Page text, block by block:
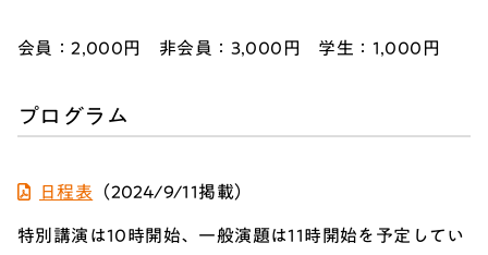
会員：2,000円 非会員：3,000円 学生：1 000円
プログラム
日程表 （2024/9/11掲載）
特別講演は10時開始、一般演題は11時開始を予定してい